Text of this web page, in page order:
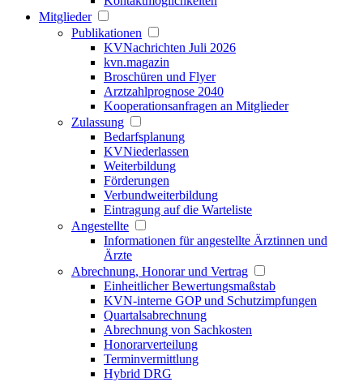
Mitglieder
Publikationen
KVNachrichten Juli 2026
kvn.magazin
Broschüren und Flyer
Arztzahlprognose 2040
Kooperationsanfragen an Mitglieder
Zulassung
Bedarfsplanung
KVNiederlassen
Weiterbildung
Förderungen
Verbundweiterbildung
Eintragung auf die Warteliste
Angestellte
Informationen für angestellte Ärztinnen und
Ärzte
Abrechnung, Honorar und Vertrag
Einheitlicher Bewertungsmaßstab
KVN-interne GOP und Schutzimpfungen
Quartalsabrechnung
Abrechnung von Sachkosten
Honorarverteilung
Terminvermittlung
Hybrid DRG